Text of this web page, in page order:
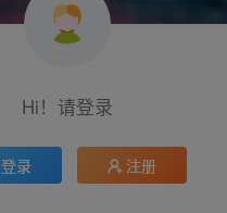
Hi！请登录
登录 注册